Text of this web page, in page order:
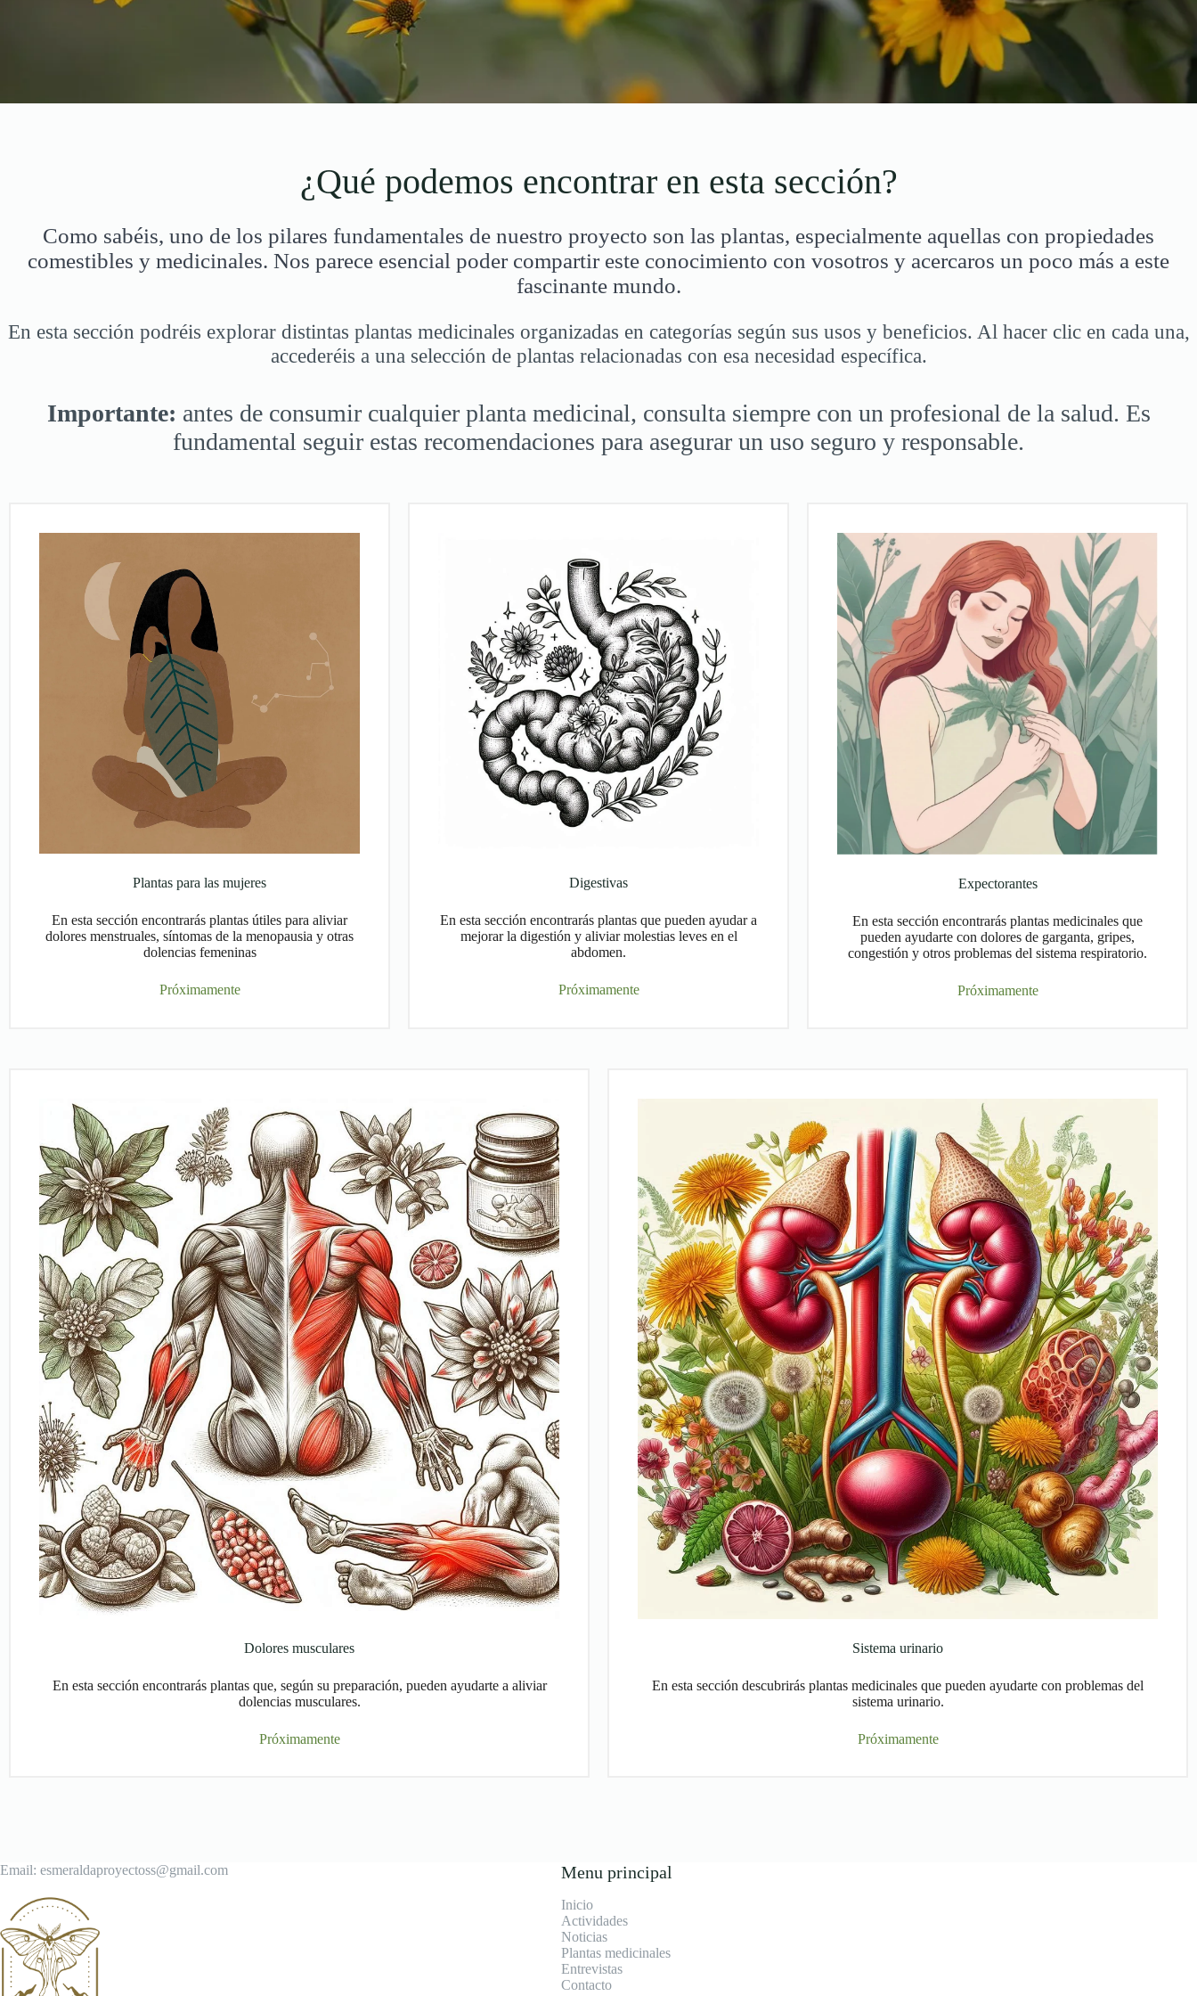
¿Qué podemos encontrar en esta sección?
Como sabéis, uno de los pilares fundamentales de nuestro proyecto son las plantas, especialmente aquellas con propiedades
comestibles y medicinales. Nos parece esencial poder compartir este conocimiento con vosotros y acercaros un poco más a este
fascinante mundo.
En esta sección podréis explorar distintas plantas medicinales organizadas en categorías según sus usos y beneficios. Al hacer clic en cada una,
accederéis a una selección de plantas relacionadas con esa necesidad específica.
Importante: antes de consumir cualquier planta medicinal, consulta siempre con un profesional de la salud. Es
fundamental seguir estas recomendaciones para asegurar un uso seguro y responsable.
Plantas para las mujeres
En esta sección encontrarás plantas útiles para aliviar
dolores menstruales, síntomas de la menopausia y otras
dolencias femeninas
Próximamente
Digestivas
En esta sección encontrarás plantas que pueden ayudar a
mejorar la digestión y aliviar molestias leves en el
abdomen.
Próximamente
Expectorantes
En esta sección encontrarás plantas medicinales que
pueden ayudarte con dolores de garganta, gripes,
congestión y otros problemas del sistema respiratorio.
Próximamente
Dolores musculares
En esta sección encontrarás plantas que, según su preparación, pueden ayudarte a aliviar
dolencias musculares.
Próximamente
Sistema urinario
En esta sección descubrirás plantas medicinales que pueden ayudarte con problemas del
sistema urinario.
Próximamente
Email: esmeraldaproyectoss@gmail.com Menu principal
Inicio
Actividades
Noticias
Plantas medicinales
Entrevistas
Contacto